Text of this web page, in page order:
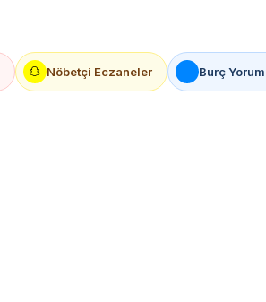
Nöbetçi Eczaneler Burç